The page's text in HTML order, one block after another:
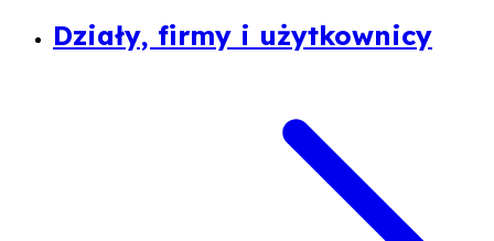
Działy, firmy i użytkownicy